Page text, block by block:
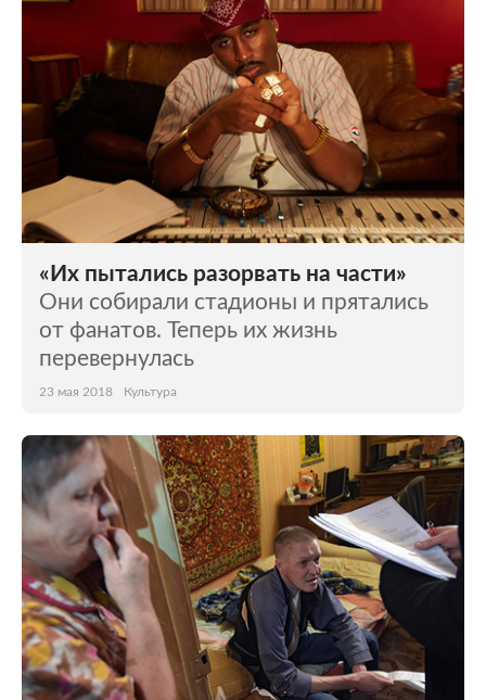
«Их пытались разорвать на части»
Они собирали стадионы и прятались
от фанатов. Теперь их жизнь
перевернулась
23 мая 2018 Культура